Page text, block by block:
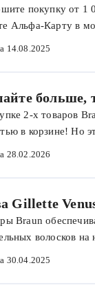
покупку от 1
Альфа-Карту в
и вечно
с Подели.
14.08.2025
больше,
2-х товаров
в корзине! Но
28.02.2026
Gillette
Braun
волосков
30.04.2025